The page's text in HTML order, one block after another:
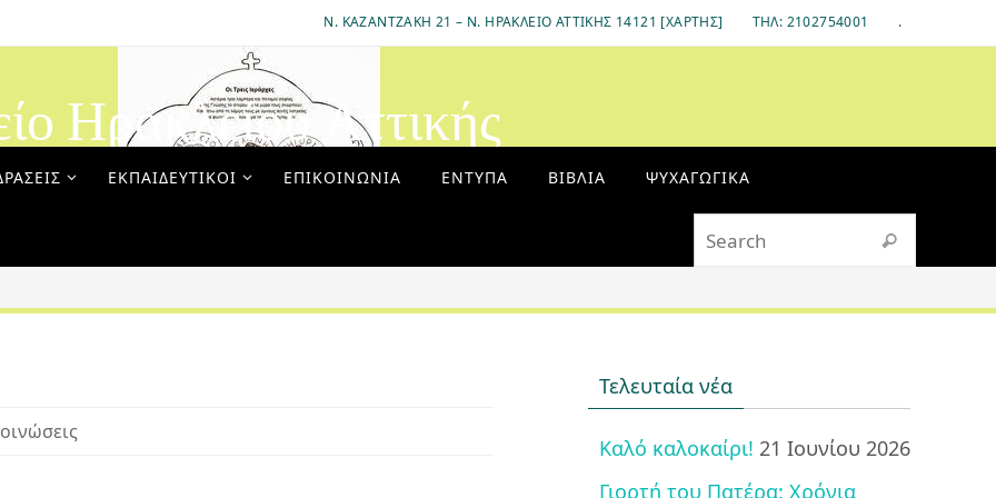
Ν. ΚΑΖΑΝΤΖΆΚΗ 21 – Ν. ΗΡΆΚΛΕΙΟ ΑΤΤΙΚΉΣ 14121 [ΧΆΡΤΗΣ] ΤΗΛ: 2102754001 .
Ηρακλείου Αττικής
ΕΚΠΑΙΔΕΥΤΙΚΟΊ ΕΠΙΚΟΙΝΩΝΊΑ ΈΝΤΥΠΑ ΒΙΒΛΊΑ ΨΥΧΑΓΩΓΙΚΆ
Search
Τελευταία νέα
Καλό καλοκαίρι! 21 Ιουνίου 2026
Γιορτή του Πατέρα: Χρόνια